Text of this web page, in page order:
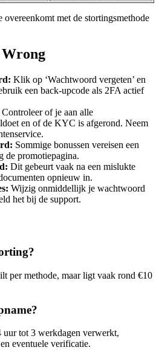
overeenkomt met de stortingsmethode
Klik op ‘Wachtwoord vergeten’ en
een back-upcode als 2FA actief
Controleer of je aan alle
en of de KYC is afgerond. Neem
Sommige bonussen vereisen een
de promotiepagina.
Dit gebeurt vaak na een mislukte
opnieuw in.
Wijzig onmiddellijk je wachtwoord
het bij de support.
per methode, maar ligt vaak rond €10
uur tot 3 werkdagen verwerkt,
eventuele verificatie.